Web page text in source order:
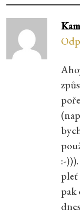
:-
pleť
pak